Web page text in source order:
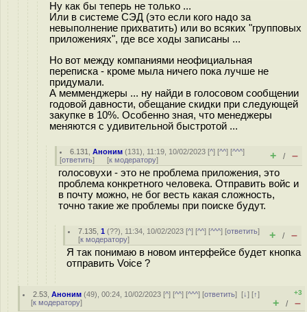
Ну как бы теперь не только ...
Или в системе СЭД (это если кого надо за
невыполнение прихватить) или во всяких "групповых
приложениях", где все ходы записаны ...
Но вот между компаниями неофициальная
переписка - кроме мыла ничего пока лучше не
придумали.
А мемменджеры ... ну найди в голосовом сообщении
годовой давности, обещание скидки при следующей
закупке в 10%. Особенно зная, что менеджеры
меняются с удивительной быстротой ...
6.131 ,Аноним (131), 11:19, 10/02/2023 [^] [^^] [^^^]
[ответить] [к модератору] + / –
голосовухи - это не проблема приложения, это
проблема конкретного человека. Отправить войс и
в почту можно, не бог весть какая сложность,
точно такие же проблемы при поиске будут.
7.135 ,1 (??), 11:34, 10/02/2023 [^] [^^] [^^^] [ответить]
[к модератору] + / –
Я так понимаю в новом интерфейсе будет кнопка
отправить Voice ?
2.53 ,Аноним (49), 00:24, 10/02/2023 [^] [^^] [^^^] [ответить][↓] [↑]
[к модератору]
+3
+ / –